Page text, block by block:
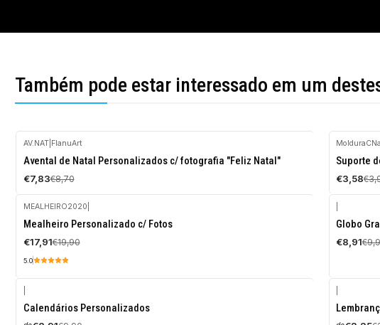
Também pode estar interessado em um
-10%
DESCONTO
AV.NAT| FlanuArt
Avental de Natal Personalizados c/ fotografia "Feliz Natal"
€7,83€8,70
-10%
DESCONTO
Suporte
€3,58
-10%
DESCONTO
MEALHEIRO2020
Mealheiro Personalizado c/ Fotos
€17,91€19,90
5.0
-10%
DESCONTO
Globo
€8,91
-10%
DESCONTO
Calendários Personalizados
-10%
DESCONTO